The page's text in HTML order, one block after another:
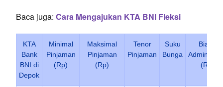
Baca juga: Cara Mengajukan KTA BNI Fleksi
KTA
Bank
BNI di
Depok
Minimal
Pinjaman
(Rp)
Maksimal
Pinjaman
(Rp)
Tenor
Pinjaman
Suku
Bunga
Biaya
(Rp)